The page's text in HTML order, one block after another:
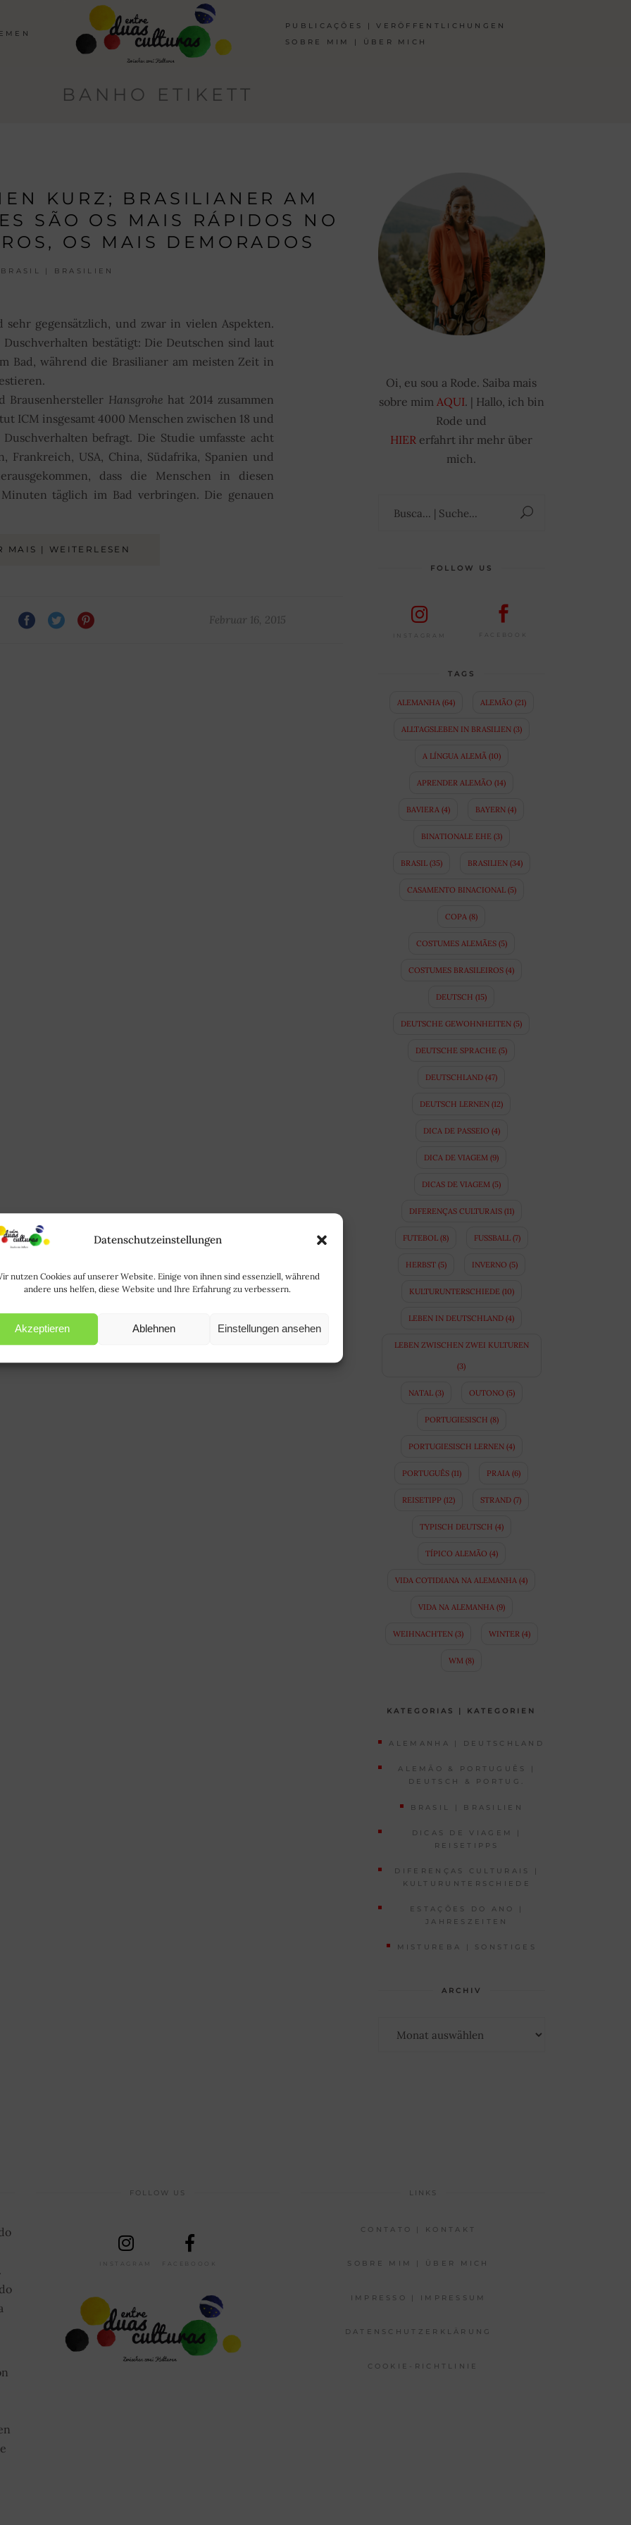
Datenschutzeinstellungen
nutzen Cookies auf unserer Website. Einige von ihnen sind essenziell, während
andere uns helfen, diese Website und Ihre Erfahrung zu verbessern.
Akzeptieren Ablehnen Einstellungen ansehen
PUBLICAÇÕES | VERÖFFENTLICHUNGEN
SOBRE MIM | ÜBER MICH
BANHO ETIKETT
KURZ; BRASILIANER AM
SÃO OS MAIS RÁPIDOS NO
OS MAIS DEMORADOS
BRASIL | BRASILIEN
sehr gegensätzlich, und zwar in vielen Aspekten.
bestätigt: Die Deutschen sind laut
Bad, während die Brasilianer am meisten Zeit in
Brausenhersteller Hansgrohe hat 2014 zusammen
ICM insgesamt 4000 Menschen zwischen 18 und
befragt. Die Studie umfasste acht
Frankreich, USA, China, Südafrika, Spanien und
dass die Menschen in diesen
täglich im Bad verbringen. Die genauen
MAIS | WEITERLESEN
Februar 16, 2015
Oi, eu sou a Rode. Saiba mais
sobre mim AQUI. | Hallo, ich bin
Rode und
HIER erfahrt ihr mehr über
mich.
FOLLOW US
INSTAGRAM FACEBOOK
TAGS
ALEMANHA (64) ALEMÃO (21)
ALLTAGSLEBEN IN BRASILIEN(3)
A LÍNGUA ALEMÃ (10)
APRENDER ALEMÃO (14)
BAVIERA (4) BAYERN (4)
BINATIONALE EHE(3)
BRASIL(35) BRASILIEN(34)
CASAMENTO BINACIONAL(5)
COPA (8)
COSTUMES ALEMÃES(5)
COSTUMES BRASILEIROS (4)
DEUTSCH (15)
DEUTSCHE GEWOHNHEITEN (5)
DEUTSCHE SPRACHE (5)
DEUTSCHLAND (47)
DEUTSCH LERNEN (12)
DICA DE PASSEIO (4)
DICA DE VIAGEM (9)
DICAS DE VIAGEM (5)
DIFERENÇAS CULTURAIS(11)
FUTEBOL(8) FUSSBALL (7)
HERBST(5) INVERNO (5)
KULTURUNTERSCHIEDE(10)
LEBEN IN DEUTSCHLAND (4)
LEBEN ZWISCHEN ZWEI KULTUREN
(3)
NATAL(3) OUTONO (5)
PORTUGIESISCH (8)
PORTUGIESISCH LERNEN(4)
PORTUGUÊS (11) PRAIA (6)
REISETIPP(12) STRAND(7)
TYPISCH DEUTSCH (4)
TÍPICO ALEMÃO (4)
VIDA COTIDIANA NA ALEMANHA (4)
VIDA NA ALEMANHA (9)
WEIHNACHTEN(3) WINTER (4)
WM (8)
KATEGORIAS | KATEGORIEN
ALEMANHA | DEUTSCHLAND
ALEMÃO & PORTUGUÊS |
DEUTSCH & PORTUG.
BRASIL | BRASILIEN
DICAS DE VIAGEM |
REISETIPPS
DIFERENÇAS CULTURAIS |
KULTURUNTERSCHIEDE
ESTAÇÕES DO ANO |
JAHRESZEITEN
MISTUREBA | SONSTIGES
ARCHIV
FOLLOW US
INSTAGRAM FACEBOOOK
LINKS
CONTATO | KONTAKT
SOBRE MIM | ÜBER MICH
IMPRESSO | IMPRESSUM
DATENSCHUTZERKLÄRUNG
COOKIE-RICHTLINIE